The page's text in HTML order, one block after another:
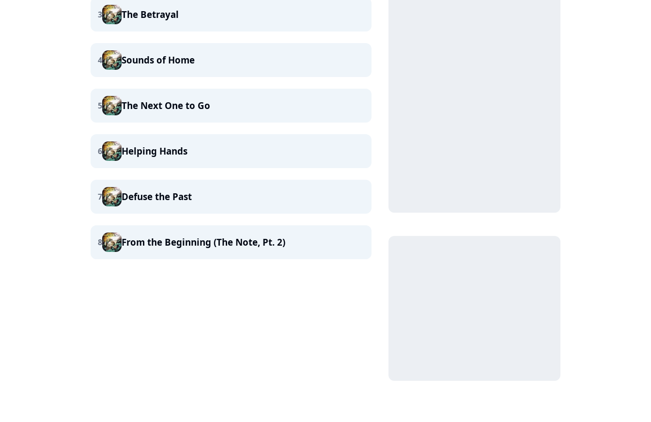
3 The Betrayal
4 Sounds of Home
5 The Next One to Go
6 Helping Hands
7 Defuse the Past
8 From the Beginning (The Note, Pt. 2)